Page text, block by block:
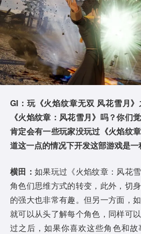
GI：玩《火焰纹章无双 风花雪月
《火焰纹章：风花雪月》吗？你们
肯定会有一些玩家没玩过《火焰纹
道这一点的情况下开发这部游戏是一
横田： 如果玩过《火焰纹章：风花
角色们思维方式的转变，此外，切
的强大也非常有趣。但另一方面，
就可以从头了解每个角色，同样可
过之后，如果你喜欢这些角色和